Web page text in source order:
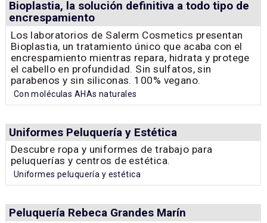
Bioplastia, la solución definitiva a todo tipo de
encrespamiento
Los laboratorios de Salerm Cosmetics presentan
Bioplastia, un tratamiento único que acaba con el
encrespamiento mientras repara, hidrata y protege
el cabello en profundidad. Sin sulfatos, sin
parabenos y sin siliconas. 100% vegano.
Con moléculas AHAs naturales
Uniformes Peluquería y Estética
Descubre ropa y uniformes de trabajo para
peluquerías y centros de estética.
Uniformes peluquería y estética
Peluquería Rebeca Grandes Marín